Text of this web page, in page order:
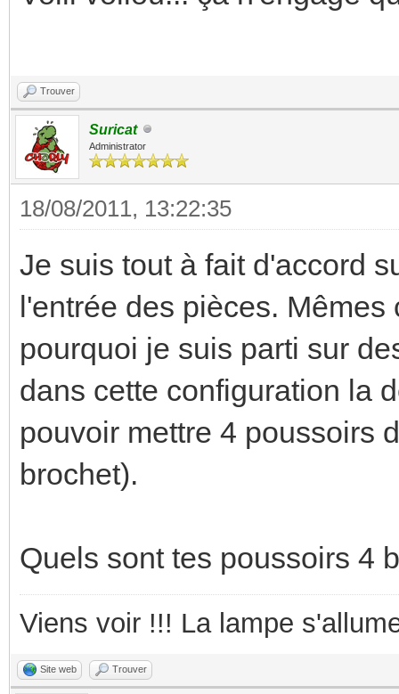
Trouver
Suricat
Administrator
18/08/2011, 13:22:35
Je suis tout à fait d'accord
l'entrée des pièces.
pourquoi je suis parti sur
dans cette configuration la
pouvoir mettre 4 poussoirs
brochet).
Quels sont tes poussoirs 4
Viens voir !!! La lampe
Site web Trouver